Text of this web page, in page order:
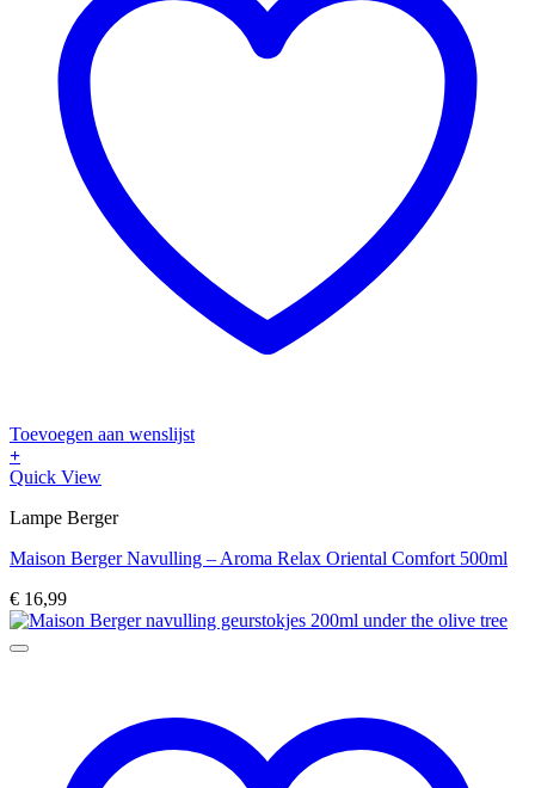
Toevoegen aan wenslijst
+
Quick View
Lampe Berger
Maison Berger Navulling – Aroma Relax Oriental Comfort 500ml
€ 16,99